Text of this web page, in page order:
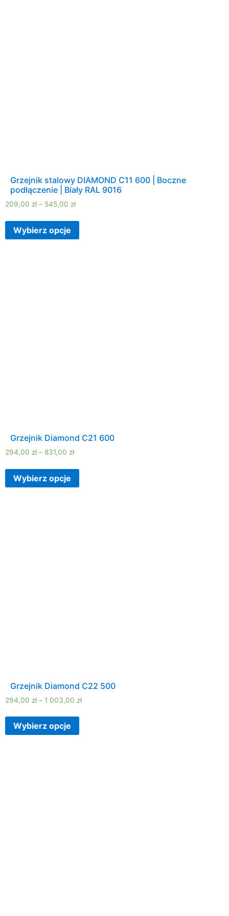
Grzejnik stalowy DIAMOND C11 600 | Boczne
podłączenie | Biały RAL 9016
209,00 zł – 545,00 zł
Wybierz opcje
Grzejnik Diamond C21 600
294,00 zł – 831,00 zł
Wybierz opcje
Grzejnik Diamond C22 500
294,00 zł – 1 003,00 zł
Wybierz opcje